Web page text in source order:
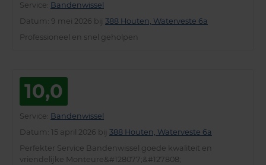
Service Bandenwissel
Datum : 9 mei 2026 bij 388 Houten, Waterveste 6a
Professioneel en snel geholpen
10,0
Service Bandenwissel
Datum : 15 april 2026 bij 388 Houten, Waterveste 6a
Perfekter Service Bandenwissel goede kwaliteit en
vriendelijke Monteure&#128077;&#127808;